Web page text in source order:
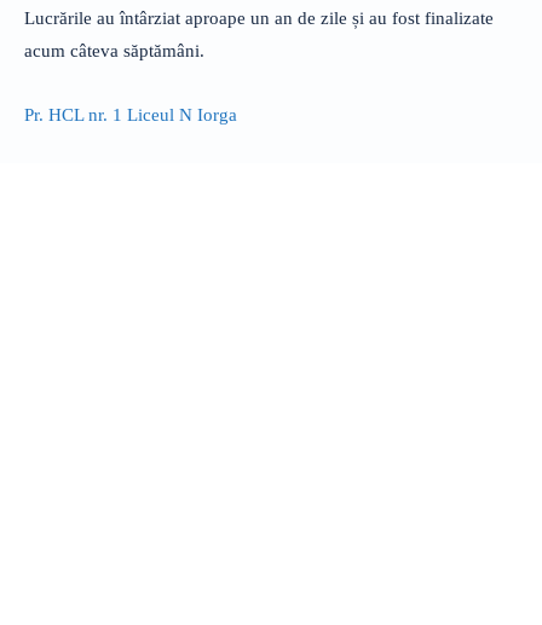
Lucrările au întârziat aproape un an de zile și au fost finalizate
acum câteva săptămâni.
Pr. HCL nr. 1 Liceul N Iorga